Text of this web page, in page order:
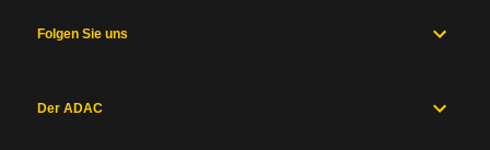
Folgen Sie uns
Der ADAC